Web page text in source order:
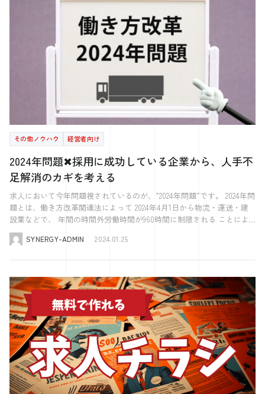
け入れ企業の間で円滑なコミュニケーションを促進し、四半期報告のプ
ロセスをサポートします。 定期報告の作成と提出：報告書の作成に
は、外国人従業員の受け入れ状況、給与の支払い状況、労働条件などに
関する情報が必要です。提出方法には、郵送やオンライン提出、窓口へ
内容には、全ての報酬を詳細に記載する必要があります。書類作成時の
チェックポイントには、フォーマットの確認や情報の正確性が含まれま
す。書類の保存と管理は、将来的な問題に対処するために重要です。
このガイドを通じて、特定技能の定期報告に関する理解を深め、適切な
手続きの実施を支援することを目指しました。適切な報告を行うこと
で、企業は外国人従業員の権利と福祉を守り、良好な労働環境を維持す
ることができます。特定技能外国人の受け入れと管理に関わるすべての
方々が、この記事を参考にして、責任を持って対応していただければ幸
いです。 よくある質問 Q1: 特定技能の定期報告にはどのような必要書
類がありますか？ A1: 特定技能の定期報告には、以下の必要書類が含ま
れます。 受入れ・活動状況に係る届出書 特定技能外国人の受入れ状
況・報酬の支払状況（参考様式第3-6号別紙） 賃金台帳の写し 報酬支払
証明書 これらの書類は、外国人従業員の労働条件、給与の支払い状
況、健康状態などを報告するために必要です。 Q2: 特定技能の定期報告
で「3-6」とは何を指しますか？ A2: 「3-6」とは、特定技能外国人の受
入れ状況や報酬の支払い状況を報告するための参考様式のことを指しま
提出する必要がある書類の一つです。 Q3: 「3-6別紙」とは具体的にど
のような内容を含む書類ですか？ A3: 「3-6別紙」は、特定技能外国人
の受入れ状況・報酬の支払状況を詳細に記載するための書類です。ここ
には、外国人従業員の氏名、生年月日、性別、国籍、住所、在留カード
番号、活動日数、給与額など、具体的な就労情報が含まれます。 Q4:
特定技能の定期面談とは何ですか？どのように実施すべきですか？ A4:
特定技能の定期面談は、外国人従業員の就労状況や生活状況を把握し、
彼らが直面する可能性のある問題を早期に特定するために行われます。
面談は、登録支援機関または企業によって3ヶ月に1回以上実施され、外
国人従業員の健康状態、労働条件、生活環境などについて話し合いま
スを、企業や外国人労働者に代わって行います。代行業者の利用は、特
にビザ申請に不慣れな企業や、時間とリソースを節約したい企業にとっ
の実施、必要な場合の追加情報の提供など、ビザ取得の全プロセスをサ
ポートします。これには、在留資格認定証明書の申請や、在留資格変更
許可申請などが含まれます。また、ビザの種類や申請者の状況に応じ
て、最適なアドバイスを提供することも彼らの役割です。 代行業者の
中には、法律の専門家である弁護士や行政書士が運営する事務所もあり
ます。これらの専門家は、ビザ申請に関連する法律的な問題に精通して
おり、特に複雑なケースにおいて重要な助けとなります。例えば、過去
にビザ申請が拒否されたケースや、特殊な職種に関するビザ申請など、
特別な注意が必要な場合には、これらの専門家の知識が不可欠です。
企業がビザ申請代行業者を選ぶ際には、その業者の経験、専門知識、過
去の成功事例などを慎重に評価することが重要です。信頼できる代行業
者は、ビザ申請の成功率を高め、プロセスをスムーズに進めることで、
企業と外国人労働者双方の負担を軽減します。 弁護士や行政書士によ
る企業法務の依頼方法 外国人採用におけるビザ申請プロセスは、法的
な側面が強く、適切なサポートが不可欠です。このため、多くの企業は
弁護士や行政書士に企業法務の依頼を検討します。これらの専門家は、
ビザ申請に関連する法律や規則に精通しており、企業が直面する可能性
のある法的な問題を解決するのに役立ちます。 弁護士や行政書士に依
家は、ビザ申請の成功率を高めるだけでなく、申請プロセス中に発生す
る可能性のある問題を事前に予測し、適切な対策を講じることができま
す。 依頼を行う際には、具体的なサービス内容、料金体系、コミュニ
ケーションの方法などを明確にすることが望ましいです。これには、申
請書類の準備、申請プロセスの管理、必要に応じた追加情報の提供など
が含まれます。また、料金体系は、固定料金、時間単位の料金、成功報
酬など、業者によって異なるため、事前に詳細を確認することが重要で
す。 さらに、弁護士や行政書士とのコミュニケーションは、ビザ申請
プロセスの進行において重要な要素です。定期的な進捗報告、疑問点の
迅速な解決、必要な情報のタイムリーな共有など、効果的なコミュニケ
ーズに進めることで、従業員の安心と企業の信頼性が高まります。 雇
用保険 外国人従業員を採用した後、最初に行うべきは雇用保険への加
入手続きです。雇用保険は、失業時の給付や職業訓練を支援するための
制度で、全ての従業員が加入することが法律で義務付けられています。
約書など 申請先：最寄りの公共職業安定所（ハローワーク） また、企
業側が用意する書類としては、事業所登録が必要な場合もあります。こ
の手続きを怠ると、罰則が科せられる可能性もあるため、迅速かつ正確
に対応しましょう。 健康保険・厚生年金 外国人従業員が入社した後、
重要な手続きの一つが健康保険と厚生年金への加入です。健康保険は、
るための制度です。 加入手続きは、従業員が入社した日から原則とし
て5日以内に行う必要があります。 必要な書類：従業員の在留カードや
金台帳のコピーなど 申請先：日本年金機構ならびに健康保険組合 これ
らの手続きを適切に行うことで、従業員は日本での生活において重要な
保障を受けることができます。 また、外国人従業員が日本での生活に
慣れるまで、健康保険や厚生年金のシステムについて説明し、理解を助
けることも企業の重要な役割です。これにより、従業員は自身の権利と
義務を正しく理解し、安心して働くことができます。 ビザの更新 外国
せん。ビザの有効期限が近づいてきた場合、更新手続きを行うことで、
従業員は引き続き日本で合法的に働くことができます。この手続きは、
ビザの有効期限の3ヶ月前から1ヶ月前までに行う必要があり、期限を過
ぎると在留資格が失効してしまうため、タイミングが非常に重要です。
必要な書類：従業員の在留カード、パスポート、雇用契約書、給与明細
など 申請先：出入国在留管理局 また、企業側で用意する書類として
は、従業員の職務内容や勤務状況を証明する書類が求められることがあ
ります。これらの書類を揃えて提出することで、ビザの更新が行われま
す。 企業としては、従業員がビザ更新の手続きをスムーズに行えるよ
うサポートすることが重要です。また、ビザ更新の手続きを通じて、従
とで、補助金や助成金のメリットを最大限に活用できます。 外国人を
採用する際に活用したい補助金・助成金の例 外国人人材を採用するこ
とで受けられる補助金や助成金は、企業の人材戦略に大きく貢献しま
す。しかし、これらを活用するには採用前からの準備が欠かせません。
る必要があります。このセクションでは、外国人採用の際に活用できる
助成金について紹介します。 トライアル雇用助成金 トライアル雇用助
成金は、新たに採用された労働者の試用期間中の給与やトレーニングコ
ストをカバーするために提供されます。対象者は、安定した職業に就い
ていない求職者で、職業経験や技能などから就職が困難な者です。 ト
ライアル雇用助成金の支給額は、対象者１人につき月額４万円です。た
す。支給期間は原則として３か月ですが、トライアル雇用期間中に休暇
や休業があった場合や、離職や常用雇用への移行があった場合は、その
働省『トライアル雇用助成金』 人材確保等支助成金（外国人労働者就
労労環境整整備助成コース） この助成金は、外国人特有の事情に配慮
した就労環境の整備を行い、外国人労働者の職場定着に取り組む事業主
に対して、その経費の一部を助成するものです。具体的には、以下のよ
うな内容です。 事業主は、認定を受けた就労環境整備計画を作成し、
外国人労働者に対して実施しなければなりません。就労環境整備計画
情に配慮した措置を新たに導入するものです。 支給対象経費として計
上できるのは、通訳費や翻訳機器導入費などです。また、支給対象経費
として認められない場合でも、外部部機関等（例えば弁護士や社会保険
労務士等）に委託した場合や社内マニュアル・標識類等を多言語化した
場合などは、支給対象となります。支給の上限額は72万円です。 この
ように、この助成金は外国人特有の事情に配慮した就労環境の整備を行
うことで、外国人労働者との間に生じやすいトラブルを防ぎ、職場定着
率を高めることができるというメリットがあります。 出典：厚生労働
省『人材確保等支援助成金（外国人労働者就労環境整備助成コース）』
正社員採用に対するキャリアアップ助成金の活用法 正社員として外国
題を教えてください。 コロナ前は、ほぼハローワークでの採用を行な
っていました。 ハローワークで採用につながり、特に求人において困
ることはなかったですね。 基本的には、私がメイン業務の傍ら採用業
務を行なっており、 そのような状況なので特に困ることはありません
なくなり、 どのようにすれば良いか頭を悩ませていました。 また、片
手間で採用活動していた中で、 採用活動にじっくりと時間をかけるこ
とができず、 相談できる相手もいなかったので、とても不安に感じて
いました。 新しい採用の考え方に共感 数あるサービスの中から、 シナ
ジーのサービスをお選びいただいた理由をお聞かせください。 知り合
いの企業様からご紹介いただき、 まずはシナジーが主催するセミナー
を受講することにしました。 セミナー受講後、面談を行い、 その中
で、採用の考え方や意見をいただく中で、 これまでにない新たな視点
や、面談を通して、こちらの状況もしっかりと理解してくれて、 柔軟
に動いてくれるのではないかと思い、契約することにしました。 採用
の戦略から実務までサポートまで対応。 やるべきことが実行され、着
実に前進。 実際に、シナジーのサービスを導入されて、 印象的だった
点があれば、お聞かせください。 主には3つですかね。 1つ目に、プ
ロの客観的な視点で、最適な採用手法を考えてくれる点です。 他のサ
ービスは自社のサービスの情報しかないので、 どうしても情報が偏り
は、 基本的には運用は自社でやらなければならず、 採用成功に向けて
親身になってアドバイスや戦略を考えてくれることはあまりない印象で
すが、 シナジーさんは、しっかりと運用方法や求人内容の修正・改善
まで行ってくれます。 これまでだと、 現状や原因は何となく理解でき
るが、 具体的にどのような解決策を実施すれば良いか分かりませんで
した。 シナジーさんは、 現状分析から解決策の立案、 さらには実行ま
で行ってくれるので大変助かっています。 2つ目に、求人ごとに最適な
求人方法を考案してくれることです。 求める人物像からペルソナを設
定してもらい、 これまでの経験等も踏まえて、求人ごとに最適な求人
方法を提案してもらえます。 当社では複数の部門があり、 さまざまな
求人がありますので、 それらに合わせて方法を考えてもらえるのはと
その他ノウハウ 経営者向け
2024年問題✖採用に成功している企業から、人手不
足解消のカギを考える
求人において今年問題視されているのが、”2024年問題”です。 2024年問
題とは、働き方改革関連法によって 2024年4月1日から物流・運送・建
設業などで、 年間の時間外労働時間が960時間に制限される ことによ
り発生する問題です。 これらの業界では、長時間労働が常態化してお
り、 その背景には若手不足と高齢化による労働力不足、 EC市場の急成
って生じる問題も指摘されています。 特に、運送物流業者の売上利益
が減少する可能性があります。 時間外労働の制限により、1日に運べる
荷物の量が減少し、 運賃を上げなければ収入が減少する恐れがありま
す。 また、労働時間の減少により ドライバーの収入が減少する問題も
あります。 トラックドライバーは走行距離に応じて 運行手当が支給さ
れるため、 労働時間の規制により 走れる距離が短くなると収入が減少
します。 物流業界では、労働時間の削減を達成しても、 稼働時間の減
少により トラックドライバーや事業者の収入減が生じるという 新たな
問題を抱えることになります。 2024年の法施行まで残り時間が少な
く、 対策が急務な事業者も多いとされています。 そんな中、岡山市の
SYNERGY-ADMIN 2024.01.25